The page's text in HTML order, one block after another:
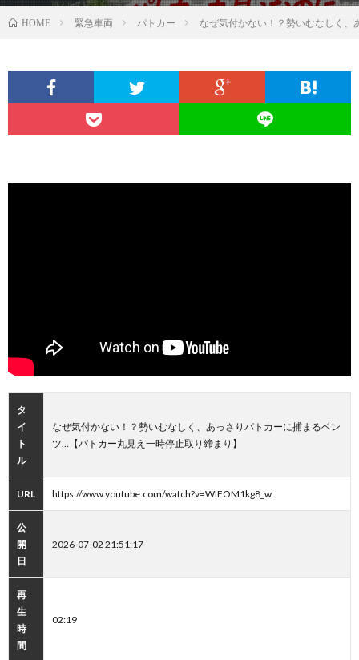
HOME 緊急車両 パトカー なぜ気付かない！？勢いむなしく
タ
イ
ト
ル
なぜ気付かない！？勢いむなしく、あっさりパトカーに捕まるベン
ツ…【パトカー丸見え一時停止取り締まり】
URL https://www.youtube.com/watch?v=WIFOM1kg8_w
公
開
日
2026-07-02 21:51:17
再
生
時
間
02:19